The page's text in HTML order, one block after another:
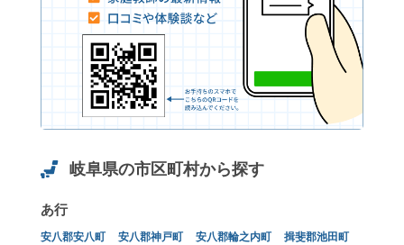
岐阜県の市区町村から探す
あ行
安八郡安八町 安八郡神戸町 安八郡輪之内町
揖斐郡池田町